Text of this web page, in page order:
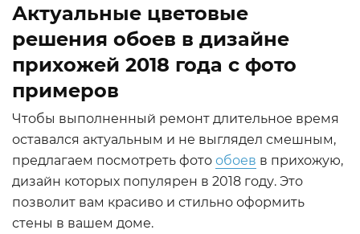
Актуальные цветовые
решения обоев в дизайне
прихожей 2018 года с фото
примеров
Чтобы выполненный ремонт длительное время
оставался актуальным и не выглядел смешным,
предлагаем посмотреть фото обоев в прихожую,
дизайн которых популярен в 2018 году. Это
позволит вам красиво и стильно оформить
стены в вашем доме.